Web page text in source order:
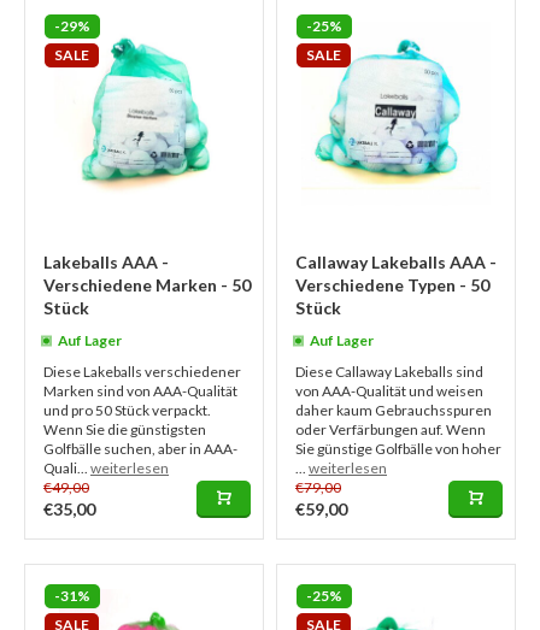
-29%
SALE
Lakeballs AAA -
Verschiedene Marken - 50
Stück
Auf Lager
Diese Lakeballs verschiedener
Marken sind von AAA-Qualität
und pro 50 Stück verpackt.
Wenn Sie die günstigsten
Golfbälle suchen, aber in AAA-
Quali... weiterlesen
€49,00
€35,00
-25%
SALE
Callaway Lakeballs AAA -
Verschiedene Typen - 50
Stück
Auf Lager
Diese Callaway Lakeballs sind
von AAA-Qualität und weisen
daher kaum Gebrauchsspuren
oder Verfärbungen auf. Wenn
Sie günstige Golfbälle von hoher
... weiterlesen
€79,00
€59,00
-31%
SALE
-25%
SALE